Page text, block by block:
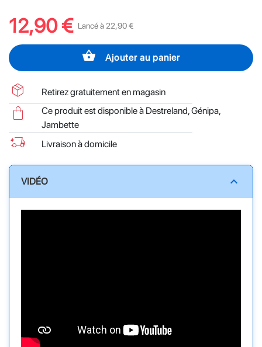
12,90 € Lancé à 22,90 €
shopping_basket Ajouter au panier
package_2 Retirez gratuitement en magasin
shopping_bag
Ce produit est disponible à Destreland, Génipa,
Jambette
delivery_truck_bolt Livraison à domicile
VIDÉO expand_less